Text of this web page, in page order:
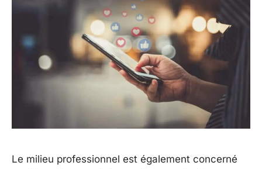
Le milieu professionnel est également concerné